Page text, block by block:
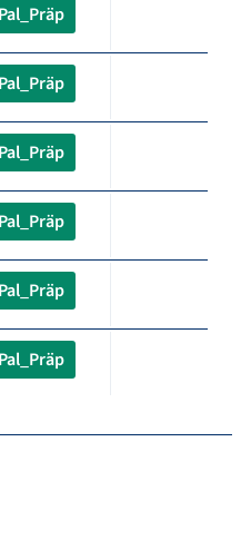
Pal_Präp
Pal_Präp
Pal_Präp
Pal_Präp
Pal_Präp
Pal_Präp